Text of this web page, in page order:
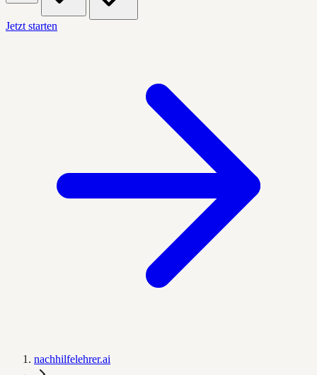
Jetzt starten
nachhilfelehrer.ai